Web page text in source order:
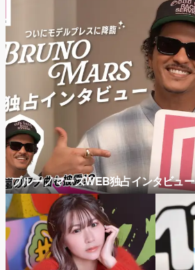
ブルーノマーズWEB独占インタビュー